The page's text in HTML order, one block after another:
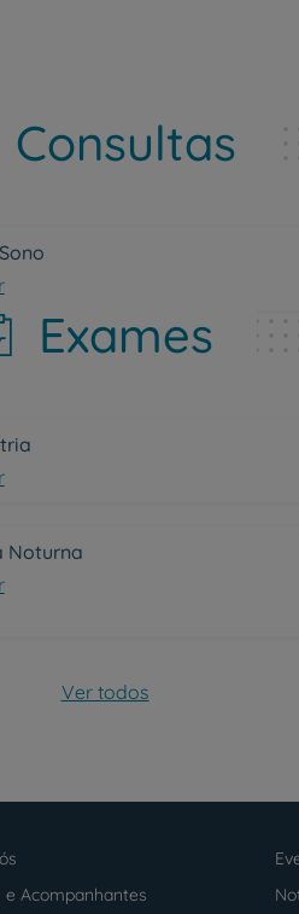
Consultas
Exames
Noturna
Ver todos
e Acompanhantes